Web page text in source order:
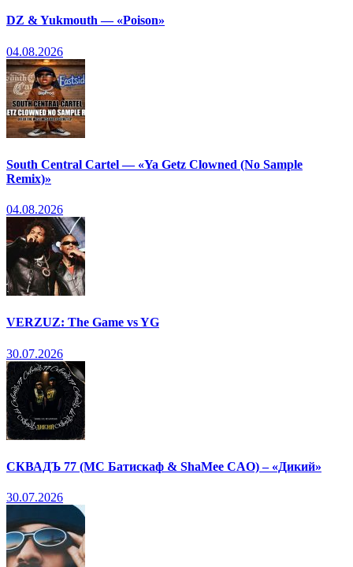
DZ & Yukmouth — «Poison»
04.08.2026
South Central Cartel — «Ya Getz Clowned (No Sample
Remix)»
04.08.2026
VERZUZ: The Game vs YG
30.07.2026
СКВАДЪ 77 (МС Батискаф & ShaMee CAO) – «Дикий»
30.07.2026